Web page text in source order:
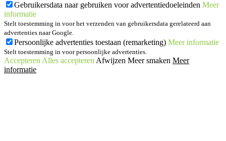
Gebruikersdata naar gebruiken voor advertentiedoeleinden Meer
informatie
Stelt toestemming in voor het verzenden van gebruikersdata gerelateerd aan
advertenties naar Google.
Persoonlijke advertenties toestaan (remarketing) Meer informatie
Stelt toestemming in voor persoonlijke advertenties.
Accepteren Alles accepteren Afwijzen Meer smaken Meer
informatie